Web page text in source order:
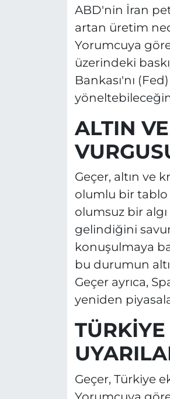
ABD'nin İran
artan üretim
Yorumcuya
üzerindeki
Bankası'nı
ALTIN
Geçer, altın ve
olumlu bir tablo
olumsuz bir
gelindiğini
konuşulmaya
bu durumun
Geçer ayrıca,
yeniden
Geçer, Türkiye